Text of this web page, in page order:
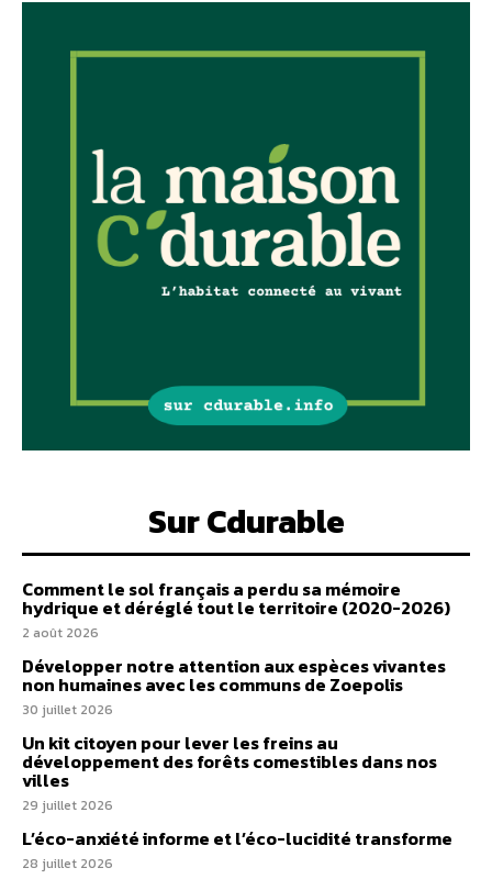
Sur Cdurable
Comment le sol français a perdu sa mémoire
hydrique et déréglé tout le territoire (2020-2026)
2 août 2026
Développer notre attention aux espèces vivantes
non humaines avec les communs de Zoepolis
30 juillet 2026
Un kit citoyen pour lever les freins au
développement des forêts comestibles dans nos
villes
29 juillet 2026
L’éco-anxiété informe et l’éco-lucidité transforme
28 juillet 2026